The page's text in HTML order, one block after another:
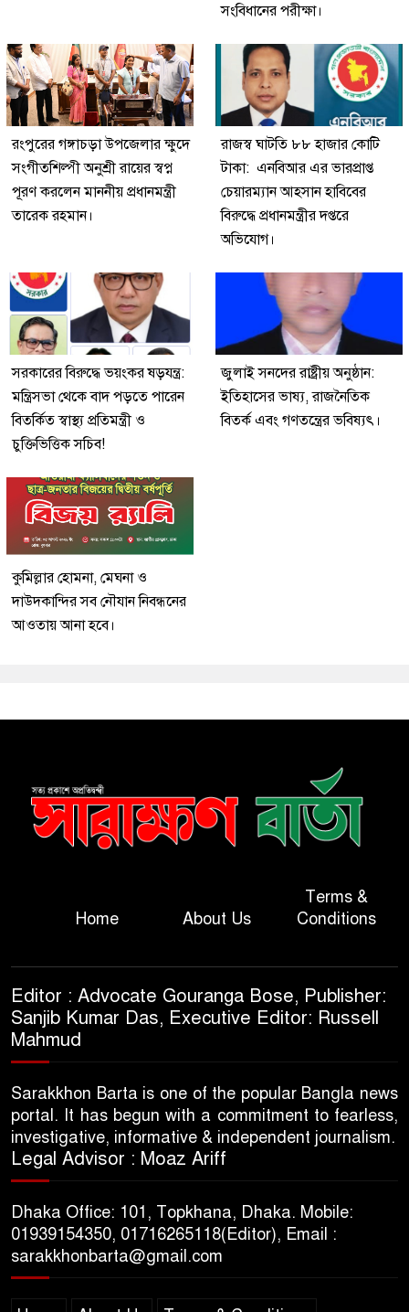
সংবিধানের পরীক্ষা।
রংপুরের গঙ্গাচড়া উপজেলার ক্ষুদে
সংগীতশিল্পী অনুশ্রী রায়ের স্বপ্ন
পূরণ করলেন মাননীয় প্রধানমন্ত্রী
তারেক রহমান।
রাজস্ব ঘাটতি ৮৮ হাজার কোটি
টাকা: এনবিআর এর ভারপ্রাপ্ত
চেয়ারম্যান আহসান হাবিবের
বিরুদ্ধে প্রধানমন্ত্রীর দপ্তরে
অভিযোগ।
সরকারের বিরুদ্ধে ভয়ংকর ষড়যন্ত্র:
মন্ত্রিসভা থেকে বাদ পড়তে পারেন
বিতর্কিত স্বাস্থ্য প্রতিমন্ত্রী ও
চুক্তিভিত্তিক সচিব!
জুলাই সনদের রাষ্ট্রীয় অনুষ্ঠান:
ইতিহাসের ভাষ্য, রাজনৈতিক
বিতর্ক এবং গণতন্ত্রের ভবিষ্যৎ।
কুমিল্লার হোমনা, মেঘনা ও
দাউদকান্দির সব নৌযান নিবন্ধনের
আওতায় আনা হবে।
Home About Us
Terms &
Conditions
Editor : Advocate Gouranga Bose, Publisher:
Sanjib Kumar Das, Executive Editor: Russell
Mahmud
Sarakkhon Barta is one of the popular Bangla news
portal. It has begun with a commitment to fearless,
investigative, informative & independent journalism.
Legal Advisor : Moaz Ariff
Dhaka Office: 101, Topkhana, Dhaka. Mobile:
01939154350, 01716265118(Editor), Email :
sarakkhonbarta@gmail.com